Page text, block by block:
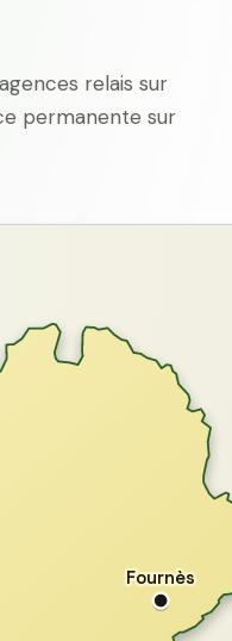
relais sur
permanente sur
Fournès